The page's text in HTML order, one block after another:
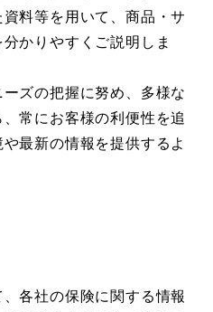
料等を用いて、商品・サ
かりやすくご説明しま
ズの把握に努め、多様な
常にお客様の利便性を追
最新の情報を提供するよ
各社の保険に関する情報